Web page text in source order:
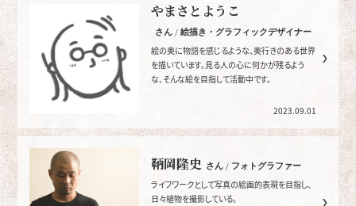
やまさとようこ
さん / 絵描き・グラフィックデザイナー
絵の奥に物語を感じるような、奥行きのある世界
を描いています。見る人の心に何かが残るよう
な、そんな絵を目指して活動中です。
2023.09.01
鞆岡隆史 さん / フォトグラファー
ライフワークとして写真の絵画的表現を目指し、
日々植物を撮影している。